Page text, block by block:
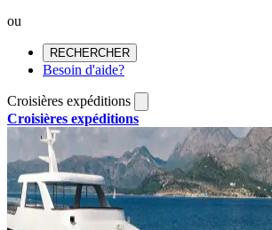
ou
RECHERCHER
Besoin d'aide?
Croisières expéditions
Croisières expéditions